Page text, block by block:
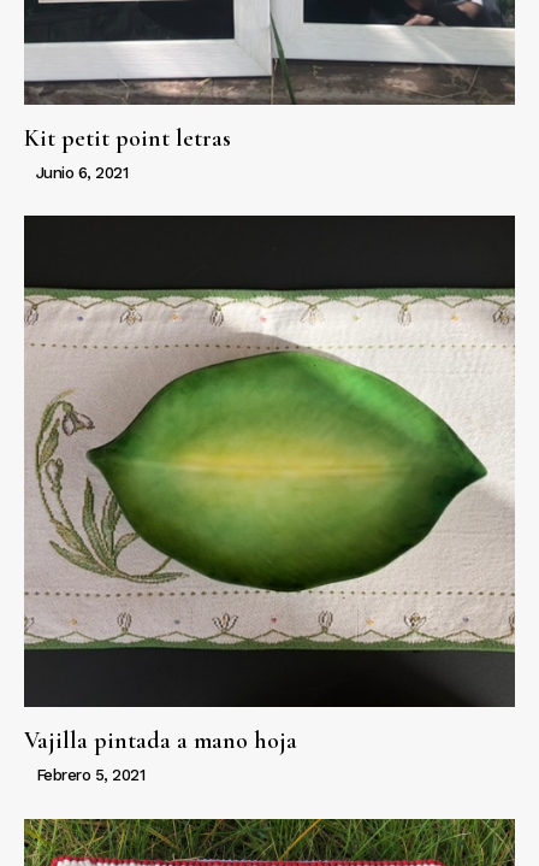
Kit petit point letras
Junio 6, 2021
Vajilla pintada a mano hoja
Febrero 5, 2021